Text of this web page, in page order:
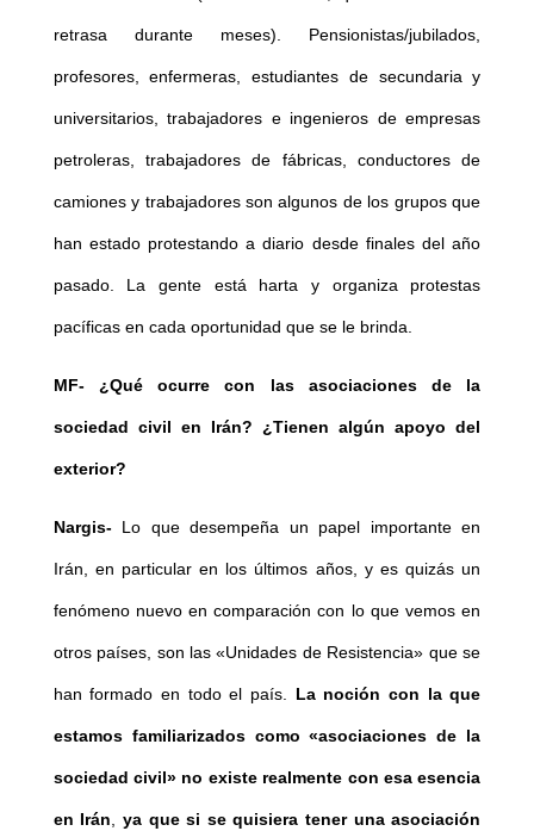
retrasa durante meses). Pensionistas/jubilados,
profesores, enfermeras, estudiantes de secundaria y
universitarios, trabajadores e ingenieros de empresas
petroleras, trabajadores de fábricas, conductores de
camiones y trabajadores son algunos de los grupos que
han estado protestando a diario desde finales del año
pasado. La gente está harta y organiza protestas
pacíficas en cada oportunidad que se le brinda.
MF-¿Qué ocurre con las asociaciones de la
sociedad civil en Irán? ¿Tienen algún apoyo del
exterior?
Nargis-Lo que desempeña un papel importante en
Irán, en particular en los últimos años, y es quizás un
fenómeno nuevo en comparación con lo que vemos en
otros países, son las «Unidades de Resistencia» que se
han formado en todo el país. La noción con la que
estamos familiarizados como «asociaciones de la
sociedad civil» no existe realmente con esa esencia
en Irán, ya que si se quisiera tener una asociación